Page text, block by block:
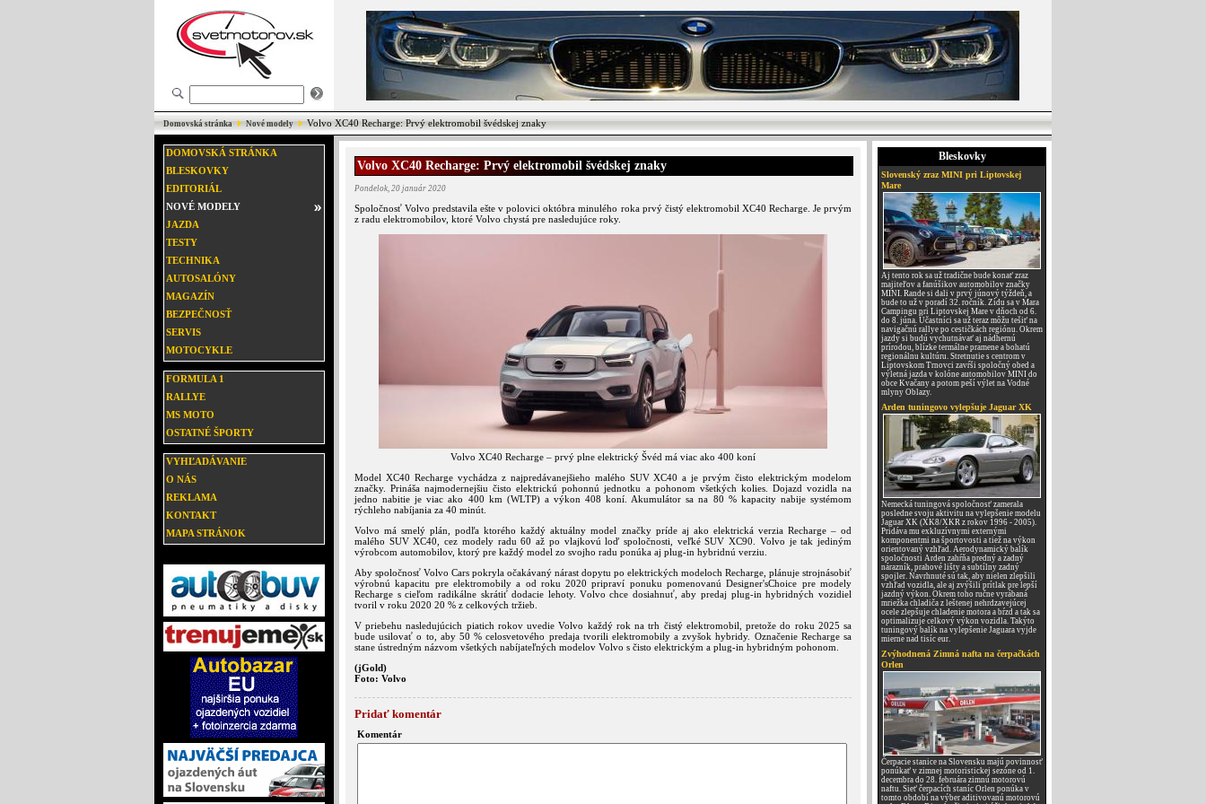
Domovská stránka Nové modely Volvo XC40 Recharge: Prvý elektromobil švédskej znaky
DOMOVSKÁ STRÁNKA
BLESKOVKY
EDITORIÁL
NOVÉ MODELY
JAZDA
TESTY
TECHNIKA
AUTOSALÓNY
MAGAZÍN
BEZPEČNOSŤ
SERVIS
MOTOCYKLE
FORMULA 1
RALLYE
MS MOTO
OSTATNÉ ŠPORTY
VYHĽADÁVANIE
O NÁS
REKLAMA
KONTAKT
MAPA STRÁNOK
Volvo XC40 Recharge: Prvý elektromobil švédskej znaky
Pondelok, 20 január 2020
Spoločnosť Volvo predstavila ešte v polovici októbra minulého roka prvý čistý elektromobil XC40 Recharge. Je prvým
z radu elektromobilov, ktoré Volvo chystá pre nasledujúce roky.
Volvo XC40 Recharge – prvý plne elektrický Švéd má viac ako 400 koní
Model XC40 Recharge vychádza z najpredávanejšieho malého SUV XC40 a je prvým čisto elektrickým modelom
značky. Prináša najmodernejšiu čisto elektrickú pohonnú jednotku a pohonom všetkých kolies. Dojazd vozidla na
jedno nabitie je viac ako 400 km (WLTP) a výkon 408 koní. Akumulátor sa na 80 % kapacity nabije systémom
rýchleho nabíjania za 40 minút.
Volvo má smelý plán, podľa ktorého každý aktuálny model značky príde aj ako elektrická verzia Recharge – od
malého SUV XC40, cez modely radu 60 až po vlajkovú loď spoločnosti, veľké SUV XC90. Volvo je tak jediným
výrobcom automobilov, ktorý pre každý model zo svojho radu ponúka aj plug-in hybridnú verziu.
Aby spoločnosť Volvo Cars pokryla očakávaný nárast dopytu po elektrických modeloch Recharge, plánuje strojnásobiť
výrobnú kapacitu pre elektromobily a od roku 2020 pripraví ponuku pomenovanú Designer'sChoice pre modely
Recharge s cieľom radikálne skrátiť dodacie lehoty. Volvo chce dosiahnuť, aby predaj plug-in hybridných vozidiel
tvoril v roku 2020 20 % z celkových tržieb.
V priebehu nasledujúcich piatich rokov uvedie Volvo každý rok na trh čistý elektromobil, pretože do roku 2025 sa
bude usilovať o to, aby 50 % celosvetového predaja tvorili elektromobily a zvyšok hybridy. Označenie Recharge sa
stane ústredným názvom všetkých nabíjateľných modelov Volvo s čisto elektrickým a plug-in hybridným pohonom.
(jGold)
Foto: Volvo
Pridať komentár
Komentár
Bleskovky
Slovenský zraz MINI pri Liptovskej
Mare
Aj tento rok sa už tradične bude konať zraz
majiteľov a fanúšikov automobilov značky
MINI. Rande si dali v prvý júnový týždeň, a
bude to už v poradí 32. ročník. Zídu sa v Mara
Campingu pri Liptovskej Mare v dňoch od 6.
do 8. júna. Účastníci sa už teraz môžu tešiť na
navigačnú rallye po cestičkách regiónu. Okrem
jazdy si budú vychutnávať aj nádhernú
prírodou, blízke termálne pramene a bohatú
regionálnu kultúru. Stretnutie s centrom v
Liptovskom Trnovci zavŕši spoločný obed a
výletná jazda v kolóne automobilov MINI do
obce Kvačany a potom peší výlet na Vodné
mlyny Oblazy.
Arden tuningovo vylepšuje Jaguar XK
Nemecká tuningová spoločnosť zamerala
posledne svoju aktivitu na vylepšenie modelu
Jaguar XK (XK8/XKR z rokov 1996 - 2005).
Pridáva mu exkluzívnymi externými
komponentmi na športovosti a tiež na výkon
orientovaný vzhľad. Aerodynamický balík
spoločnosti Arden zahŕňa predný a zadný
nárazník, prahové lišty a subtílny zadný
spojler. Navrhnuté sú tak, aby nielen zlepšili
vzhľad vozidla, ale aj zvýšili prítlak pre lepší
jazdný výkon. Okrem toho ručne vyrábaná
mriežka chladiča z leštenej nehrdzavejúcej
ocele zlepšuje chladenie motora a bŕzd a tak sa
optimalizuje celkový výkon vozidla. Takýto
tuningový balík na vylepšenie Jaguara vyjde
mierne nad tisíc eur.
Zvýhodnená Zimná nafta na čerpačkách
Orlen
Čerpacie stanice na Slovensku majú povinnosť
ponúkať v zimnej motoristickej sezóne od 1.
decembra do 28. februára zimnú motorovú
naftu. Sieť čerpacích staníc Orlen ponúka v
tomto období na výber aditivovanú motorovú